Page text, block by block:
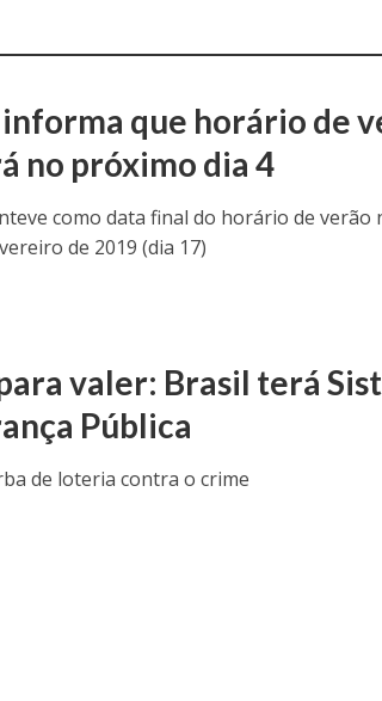
que horário de
no próximo dia 4
como data final do horário de verão
de 2019 (dia 17)
valer: Brasil terá
Pública
de loteria contra o crime